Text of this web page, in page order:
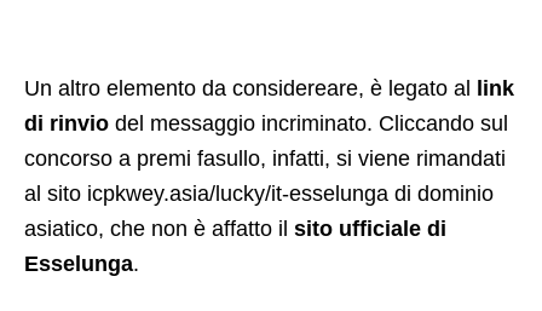
Un altro elemento da considereare, è legato al link
di rinvio del messaggio incriminato. Cliccando sul
concorso a premi fasullo, infatti, si viene rimandati
al sito icpkwey.asia/lucky/it-esselunga di dominio
asiatico, che non è affatto il sito ufficiale di
Esselunga.